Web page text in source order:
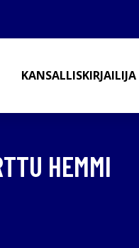
KANSALLISKIRJAILIJA
HEMMI